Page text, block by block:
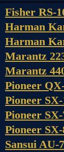
Fisher RS-
Harman
Harman
Marantz
Marantz
Pioneer
Pioneer
Pioneer
Pioneer
Sansui AU-